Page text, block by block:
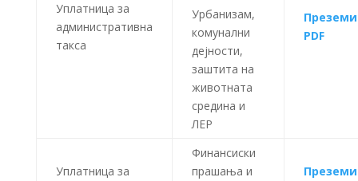
Уплатница за
административна
такса
Урбанизам,
комунални
дејности,
заштита на
животната
средина и
ЛЕР
Преземи
PDF
Уплатница за
Финансиски
прашања и
Преземи